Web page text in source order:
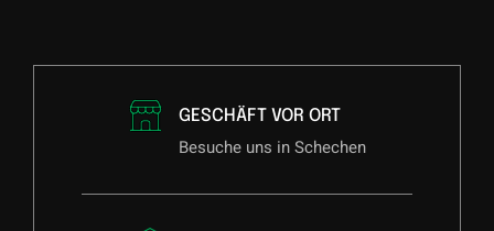
GESCHÄFT VOR ORT
Besuche uns in Schechen